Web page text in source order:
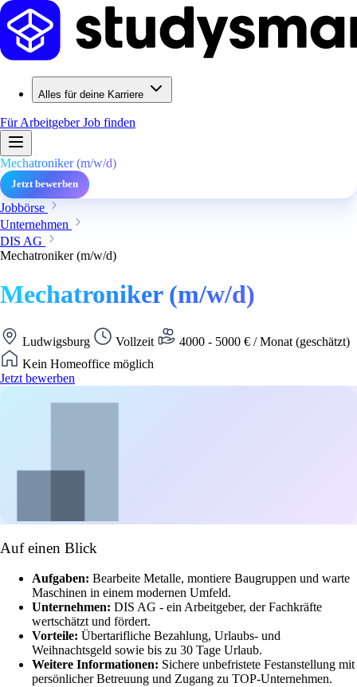
Alles für deine Karriere
Für ArbeitgeberJob finden
Mechatroniker (m/w/d)
Jetzt bewerben
Jobbörse
Unternehmen
DIS AG
Mechatroniker (m/w/d)
Mechatroniker (m/w/d)
Ludwigsburg Vollzeit
4000 - 5000 € / Monat (geschätzt)
Kein Homeoffice möglich
Jetzt bewerben
Auf einen Blick
Aufgaben: Bearbeite Metalle, montiere Baugruppen und warte
Maschinen in einem modernen Umfeld.
Unternehmen: DIS AG - ein Arbeitgeber, der Fachkräfte
wertschätzt und fördert.
Vorteile: Übertarifliche Bezahlung, Urlaubs- und
Weihnachtsgeld sowie bis zu 30 Tage Urlaub.
Weitere Informationen: Sichere unbefristete Festanstellung mit
persönlicher Betreuung und Zugang zu TOP-Unternehmen.